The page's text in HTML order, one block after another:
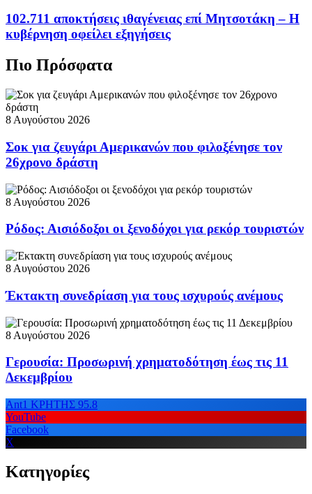
102.711 αποκτήσεις ιθαγένειας επί Μητσοτάκη – Η
κυβέρνηση οφείλει εξηγήσεις
Πιο Πρόσφατα
8 Αυγούστου 2026
Σοκ για ζευγάρι Αμερικανών που φιλοξένησε τον
26χρονο δράστη
8 Αυγούστου 2026
Ρόδος: Αισιόδοξοι οι ξενοδόχοι για ρεκόρ τουριστών
8 Αυγούστου 2026
Έκτακτη συνεδρίαση για τους ισχυρούς ανέμους
8 Αυγούστου 2026
Γερουσία: Προσωρινή χρηματοδότηση έως τις 11
Δεκεμβρίου
Ant1 ΚΡΗΤΗΣ 95.8
YouTube
Facebook
X
Κατηγορίες